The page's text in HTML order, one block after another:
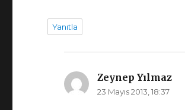
Yanıtla
Zeynep Yılmaz
23 Mayıs 2013, 18:37